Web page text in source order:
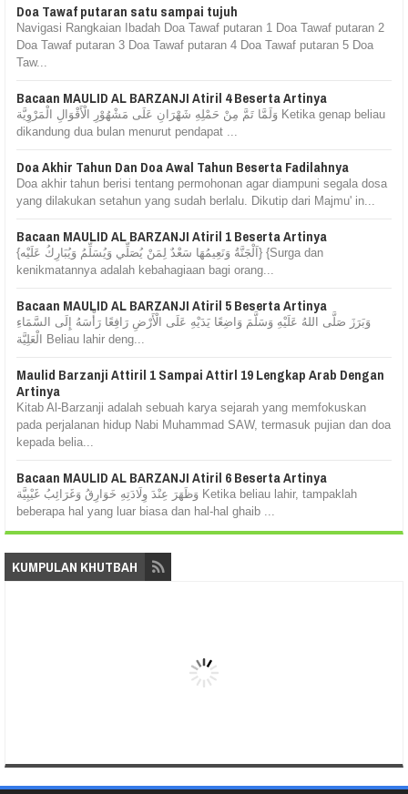
Doa Tawaf putaran satu sampai tujuh
Navigasi Rangkaian Ibadah Doa Tawaf putaran 1 Doa Tawaf putaran 2
Doa Tawaf putaran 3 Doa Tawaf putaran 4 Doa Tawaf putaran 5 Doa
Taw...
Bacaan MAULID AL BARZANJI Atiril 4 Beserta Artinya
وَلَمَّا تَمَّ مِنْ حَمْلِهِ شَهْرَانِ عَلَى مَشْهُوْرِ الْأَقْوَالِ الْمَرْوِيَّة Ketika genap beliau
dikandung dua bulan menurut pendapat ...
Doa Akhir Tahun Dan Doa Awal Tahun Beserta Fadilahnya
Doa akhir tahun berisi tentang permohonan agar diampuni segala dosa
yang dilakukan setahun yang sudah berlalu. Dikutip dari Majmu' in...
Bacaan MAULID AL BARZANJI Atiril 1 Beserta Artinya
{اَلْجَنَّةُ وَنَعِيمُهَا سَعْدٌ لِمَنْ يُصَلِّي وَيُسَلِّمُ وَيُبَارِكُ عَلَيْه} {Surga dan
kenikmatannya adalah kebahagiaan bagi orang...
Bacaan MAULID AL BARZANJI Atiril 5 Beserta Artinya
وَبَرَزَ صَلَّى اللهُ عَلَيْهِ وَسَلَّمَ وَاضِعًا يَدَيْهِ عَلَى الْأَرْضِ رَافِعًا رَأْسَهُ إِلَى السَّمَاءِ
الْعَلِيَّة Beliau lahir deng...
Maulid Barzanji Attiril 1 Sampai Attirl 19 Lengkap Arab Dengan
Artinya
Kitab Al-Barzanji adalah sebuah karya sejarah yang memfokuskan
pada perjalanan hidup Nabi Muhammad SAW, termasuk pujian dan doa
kepada belia...
Bacaan MAULID AL BARZANJI Atiril 6 Beserta Artinya
وَظَهَرَ عِنْدَ وِلَادَتِهِ خَوَارِقُ وَغَرَائِبُ غَيْبِيَّة Ketika beliau lahir, tampaklah
beberapa hal yang luar biasa dan hal-hal ghaib ...
KUMPULAN KHUTBAH